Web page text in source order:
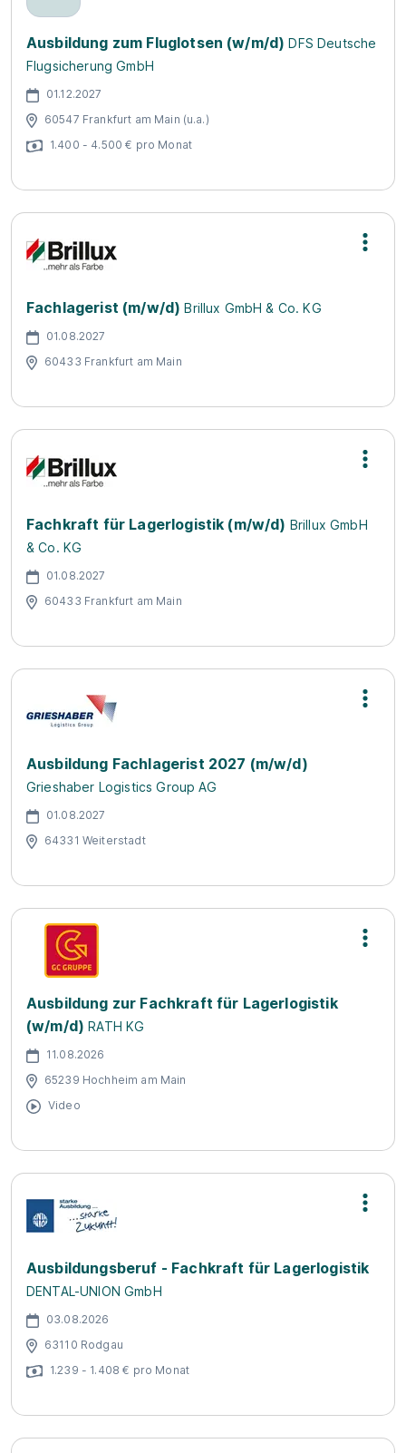
Ausbildung zum Fluglotsen (w/m/d) DFS Deutsche
Flugsicherung GmbH
01.12.2027
60547 Frankfurt am Main (u.a.)
1.400 - 4.500 € pro Monat
Fachlagerist (m/w/d) Brillux GmbH & Co. KG
01.08.2027
60433 Frankfurt am Main
Fachkraft für Lagerlogistik (m/w/d) Brillux GmbH
& Co. KG
01.08.2027
60433 Frankfurt am Main
Ausbildung Fachlagerist 2027 (m/w/d)
Grieshaber Logistics Group AG
01.08.2027
64331 Weiterstadt
Ausbildung zur Fachkraft für Lagerlogistik
(w/m/d) RATH KG
11.08.2026
65239 Hochheim am Main
Video
Ausbildungsberuf - Fachkraft für Lagerlogistik
DENTAL-UNION GmbH
03.08.2026
63110 Rodgau
1.239 - 1.408 € pro Monat